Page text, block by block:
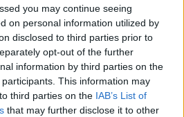
you may continue seeing
on personal information utilized by
disclosed to third parties prior to
opt-out of the further
information by third parties on the
participants. This information may
third parties on the IAB’s List of
that may further disclose it to other
περίοδο ασυνήθιστα
που πλησιάζουν τα